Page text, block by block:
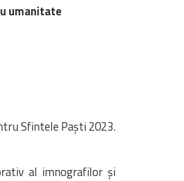
umanitate
Sfintele Paşti 2023.
al imnografilor şi